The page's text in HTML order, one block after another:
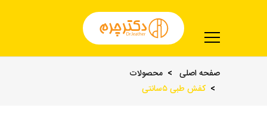
صفحه اصلی
محصولات
کفش طبی ۵سانتی